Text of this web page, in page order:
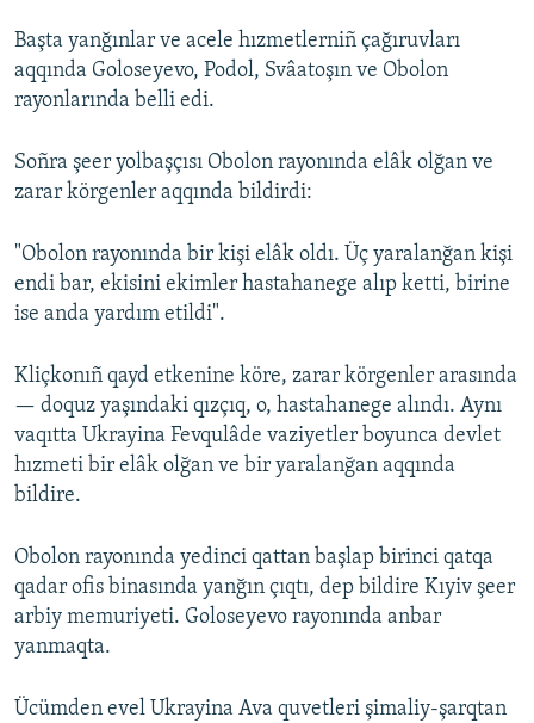
Başta yanğınlar ve acele hızmetlerniñ çağıruvları
aqqında Goloseyevo, Podol, Svâatoşın ve Obolon
rayonlarında belli edi.
Soñra şeer yolbaşçısı Obolon rayonında elâk olğan ve
zarar körgenler aqqında bildirdi:
"Obolon rayonında bir kişi elâk oldı. Üç yaralanğan kişi
endi bar, ekisini ekimler hastahanege alıp ketti, birine
ise anda yardım etildi".
Kliçkonıñ qayd etkenine köre, zarar körgenler arasında
— doquz yaşındaki qızçıq, o, hastahanege alındı. Aynı
vaqıtta Ukrayina Fevqulâde vaziyetler boyunca devlet
hızmeti bir elâk olğan ve bir yaralanğan aqqında
bildire.
Obolon rayonında yedinci qattan başlap birinci qatqa
qadar ofis binasında yanğın çıqtı, dep bildire Kıyiv şeer
arbiy memuriyeti. Goloseyevo rayonında anbar
yanmaqta.
Ücümden evel Ukrayina Ava quvetleri şimaliy-şarqtan